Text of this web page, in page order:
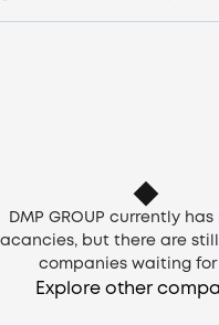
Login
DMP GROUP currently
but there are still
companies waiting for
Explore other